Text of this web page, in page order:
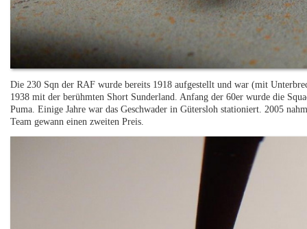
Die 230 Sqn der RAF wurde bereits 1918 aufgestellt und war (mit
1938 mit der berühmten Short Sunderland. Anfang der 60er wurde die
Puma. Einige Jahre war das Geschwader in Gütersloh stationiert. 2005
Team gewann einen zweiten Preis.